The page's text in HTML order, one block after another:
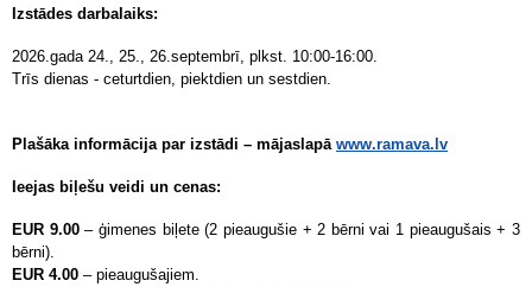
Izstādes darbalaiks:
2026.gada 24., 25., 26.septembrī, plkst. 10:00-16:00.
Trīs dienas - ceturtdien, piektdien un sestdien.
Plašāka informācija par izstādi – mājaslapā www.ramava.lv
Ieejas biļešu veidi un cenas:
EUR 9.00 – ģimenes biļete (2 pieaugušie + 2 bērni vai 1 pieaugušais + 3
bērni).
EUR 4.00 – pieaugušajiem.